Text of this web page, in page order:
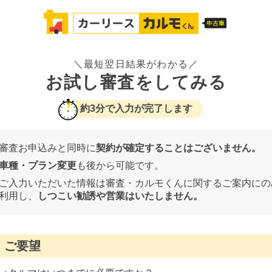
＼最短翌日結果がわかる／
お試し審査をしてみる
約3分で入力が完了します
査お申込みと同時に契約が確定することはございません。
種・プラン変更も後から可能です。
入力いただいた情報は審査・カルモくんに関するご案内に
用し、
しつこい勧誘や営業はいたしません。
ご要望